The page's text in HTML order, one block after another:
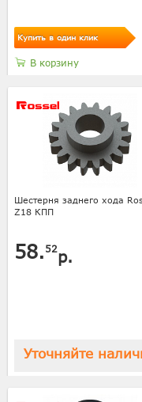
Купить в один клик
В корзину
Шестерня заднего хода
Z18 КПП
58. 52р.
Уточняйте